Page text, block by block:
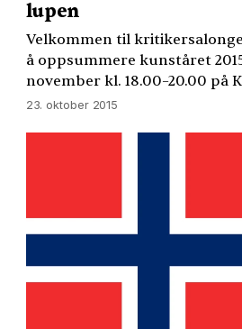
lupen
Velkommen til
å oppsummere kunståret
november kl. 18.00–20.00 på
23. oktober 2015